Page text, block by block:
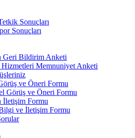
Sonuçları
Sonuçları
Geri Bildirim Anketi
Hizmetleri Memnuniyet Anketi
ve Öneri Formu
Görüş ve Öneri Formu
İletişim Formu
ve İletişim Formu